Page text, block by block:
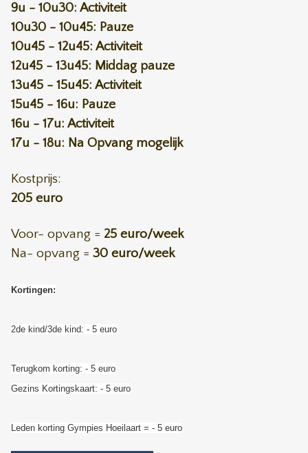
9u - 10u30: Activiteit
10u30 - 10u45: Pauze
10u45 - 12u45: Activiteit
12u45 - 13u45: Middag pauze
13u45 - 15u45: Activiteit
15u45 - 16u: Pauze
16u - 17u: Activiteit
17u - 18u: Na Opvang mogelijk
Kostprijs:
205 euro
Voor- opvang = 25 euro/week
Na- opvang = 30 euro/week
Kortingen:
2de kind/3de kind: - 5 euro
Terugkom korting: - 5 euro
Gezins Kortingskaart: - 5 euro
Leden korting Gympies Hoeilaart = - 5 euro